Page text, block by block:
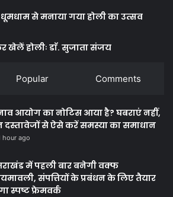
से मनाया गया होली का उत्सव
खेलें होलीः डाॅ. सुजाता संजय
Popular Comments
आयोग का नोटिस आया है? घबराएं नहीं,
दस्तावेजों से ऐसे करें समस्या का समाधान
hour ago
में पहली बार बनेगी वक्फ
संपत्तियों के प्रबंधन के लिए तैयार
स्पष्ट फ्रेमवर्क